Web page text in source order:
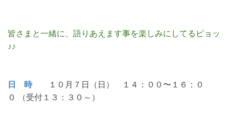
皆さまと一緒に、語りあえます事を楽しみにしてるピョッ
♪♪
日 時
１０月７日（日） １４：００〜１６：０
０ （受付１３：３０～）